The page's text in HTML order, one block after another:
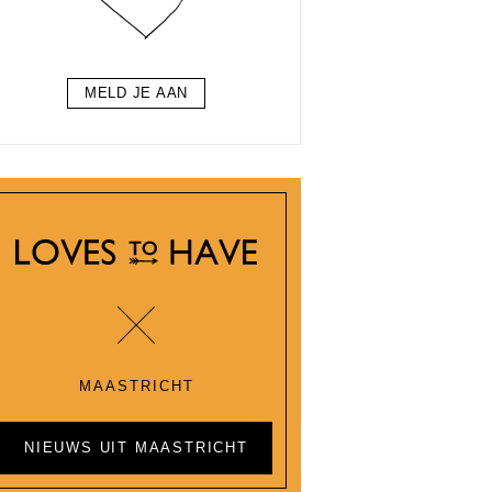
MELD JE AAN
MAASTRICHT
NIEUWS UIT MAASTRICHT